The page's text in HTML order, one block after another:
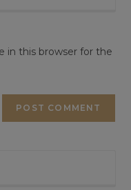
in this browser for the